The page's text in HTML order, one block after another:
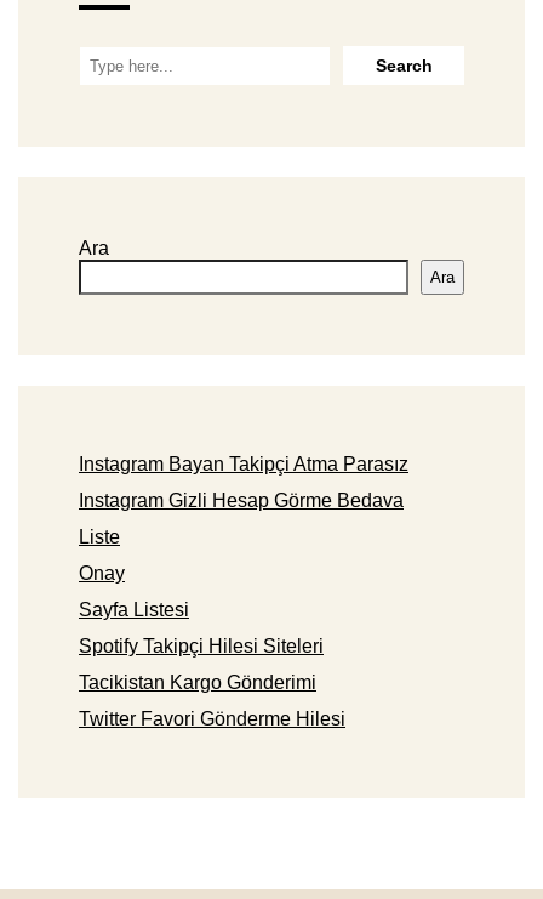
Ara
Ara
Instagram Bayan Takipçi Atma Parasız
Instagram Gizli Hesap Görme Bedava
Liste
Onay
Sayfa Listesi
Spotify Takipçi Hilesi Siteleri
Tacikistan Kargo Gönderimi
Twitter Favori Gönderme Hilesi